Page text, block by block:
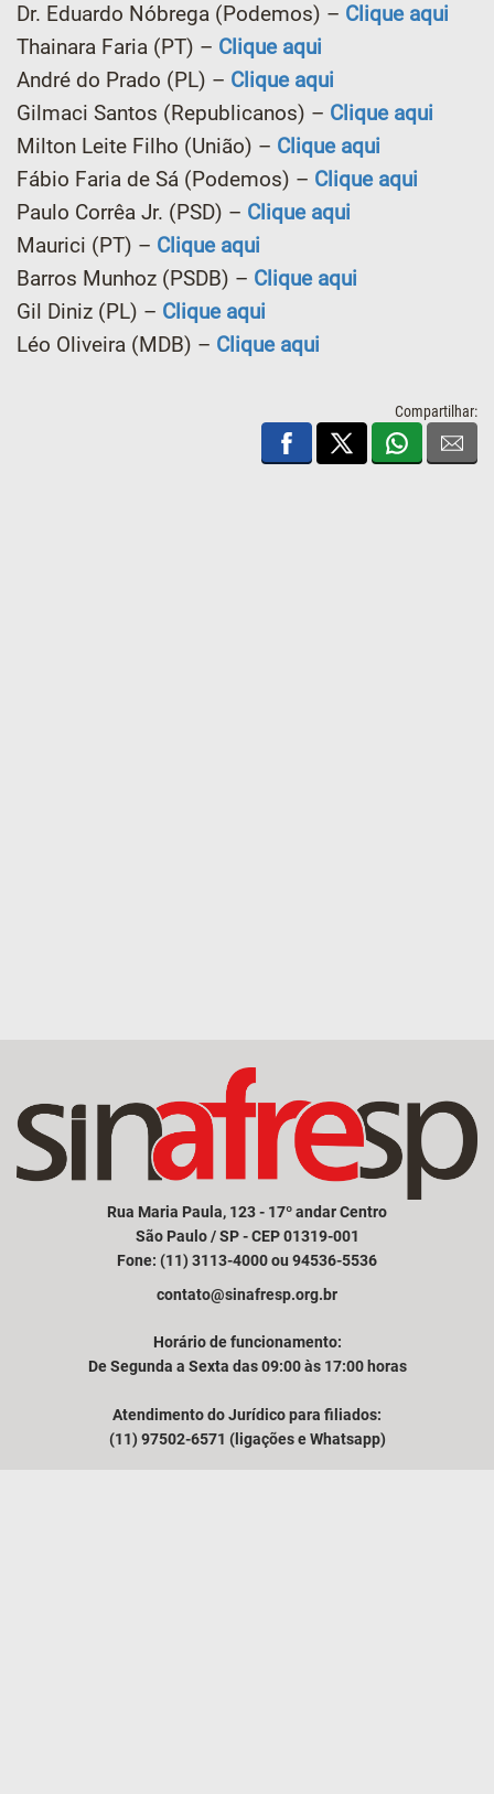
Dr. Eduardo Nóbrega (Podemos) – Clique aqui
Thainara Faria (PT) – Clique aqui
André do Prado (PL) – Clique aqui
Gilmaci Santos (Republicanos) – Clique aqui
Milton Leite Filho (União) – Clique aqui
Fábio Faria de Sá (Podemos) – Clique aqui
Paulo Corrêa Jr. (PSD) – Clique aqui
Maurici (PT) – Clique aqui
Barros Munhoz (PSDB) – Clique aqui
Gil Diniz (PL) – Clique aqui
Léo Oliveira (MDB) – Clique aqui
Compartilhar:
Rua Maria Paula, 123 - 17º andar Centro
São Paulo / SP - CEP 01319-001
Fone: (11) 3113-4000 ou 94536-5536
contato@sinafresp.org.br
Horário de funcionamento:
De Segunda a Sexta das 09:00 às 17:00 horas
Atendimento do Jurídico para filiados:
(11) 97502-6571 (ligações e Whatsapp)